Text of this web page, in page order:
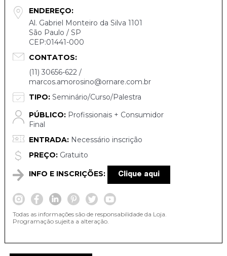
ENDEREÇO:
Al. Gabriel Monteiro da Silva 1101
São Paulo / SP
CEP:01441-000
CONTATOS:
(11) 30656-622 /
marcos.amorosino@ornare.com.br
TIPO:Seminário/Curso/Palestra
PÚBLICO:Profissionais + Consumidor
Final
ENTRADA:Necessário inscrição
PREÇO:Gratuito
INFO E INSCRIÇÕES: Clique aqui
Todas as informações são de responsabilidade da Loja.
Programação sujeita a alteração.